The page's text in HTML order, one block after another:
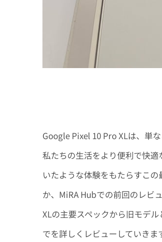
Google Pixel 10 Pro XLは、単
私たちの生活をより便利で快
いたような体験をもたらすこ
か、MiRA Hubでの前回のレビ
XLの主要スペックから旧モデ
でを詳しくレビューしていきま